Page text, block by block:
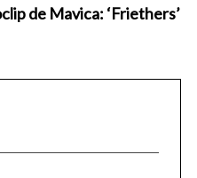
de Mavica: ‘Friethers’